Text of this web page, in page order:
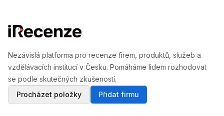
Nezávislá platforma pro recenze firem, produktů, služeb a
vzdělávacích institucí v Česku. Pomáháme lidem rozhodovat
se podle skutečných zkušeností.
Procházet položky
Přidat firmu